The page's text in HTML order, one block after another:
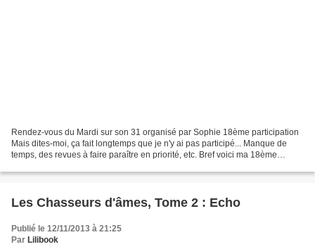
Rendez-vous du Mardi sur son 31 organisé par Sophie 18ème participation
Mais dites-moi, ça fait longtemps que je n'y ai pas participé... Manque de
temps, des revues à faire paraître en priorité, etc. Bref voici ma 18ème
Les Chasseurs d'âmes, Tome 2 : Echo
Publié le 12/11/2013 à 21:25
Par Lilibook